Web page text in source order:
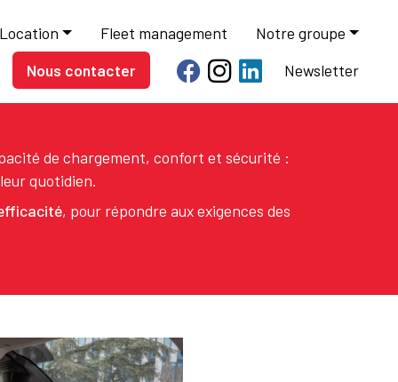
Location Fleet management
Notre groupe
Nous contacter
Newsletter
de chargement, confort et sécurité :
quotidien.
, pour répondre aux exigences des